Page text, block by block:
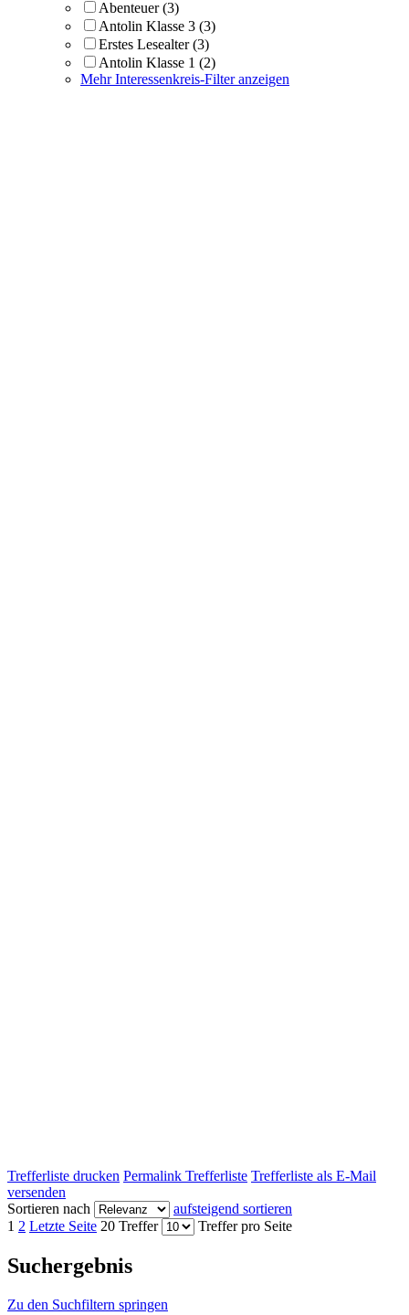
Abenteuer (3)
Antolin Klasse 3 (3)
Erstes Lesealter (3)
Antolin Klasse 1 (2)
Mehr Interessenkreis-Filter anzeigen
Trefferliste drucken Permalink Trefferliste Trefferliste als E-Mail
versenden
Sortieren nach
aufsteigend sortieren
1 2 Letzte Seite 20 Treffer Treffer pro Seite
Suchergebnis
Zu den Suchfiltern springen